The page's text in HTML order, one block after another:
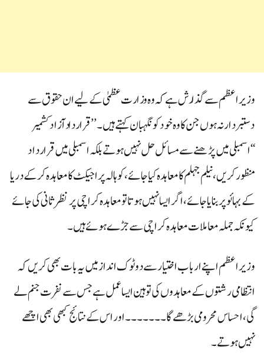
وزیراعظم سے گذارش ہے کہ وہ وزارت عظمیٰ کے لیے ان حقوق سے
دستبردار نہ ہوں جن کا وہ خود کو نگہبان کہتے ہیں۔’’قراردادآزاد کشمیر
‘‘اسمبلی میں پڑھنے سے مسائل حل نہیں ہوتے بلکہ اسمبلی میں قرارداد
منظور کریں، نیلم جہلم کا معاہدہ کیا جائے ، کوہالہ پراجیکٹ کا معاہدہ کرکے دریا
کے بہائو پر بنایا جائے ، اگر ایسا نہیں ہوتا تو معاہدہ کراچی پر نظر ثانی کی جائے
کیونکہ جملہ معاملات معاہدہ کراچی سے جڑے ہوئے ہیں۔
وزیراعظم اپنے ارباب اختیار سے دوٹوک انداز میں یہ بات بھی کریں کہ
انتظامی رشتوں کے معاہدوں کی توہین ایسا عمل ہے جس سے نفرت جنم لے
گی ، احساس محرومی بڑھےگا۔۔۔۔۔۔۔اور اس کے نتائج کبھی بھی اچھے
نہیں ہوتے۔